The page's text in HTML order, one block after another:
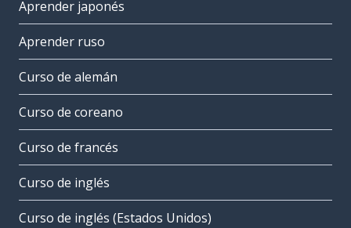
Aprender japonés
Aprender ruso
Curso de alemán
Curso de coreano
Curso de francés
Curso de inglés
Curso de inglés (Estados Unidos)